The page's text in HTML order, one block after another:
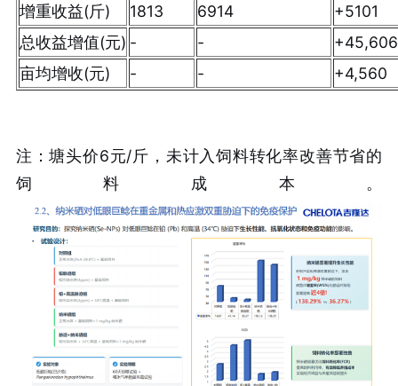
增重收益(斤)
1813 6914
+5101
总收益增值(元) - -
+45,606
亩均增收(元)
- - +4,560
注：塘头价6元/斤，未计入饲料转化率改善节省的
饲料成本。